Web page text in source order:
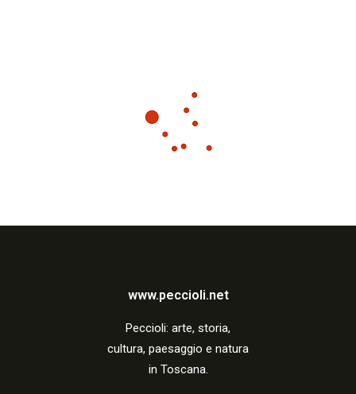
www.peccioli.net
Peccioli: arte, storia,
cultura, paesaggio e natura
in Toscana.